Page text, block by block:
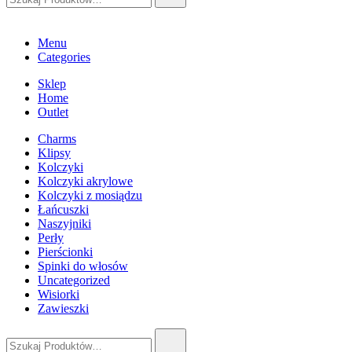
Menu
Categories
Sklep
Home
Outlet
Charms
Klipsy
Kolczyki
Kolczyki akrylowe
Kolczyki z mosiądzu
Łańcuszki
Naszyjniki
Perły
Pierścionki
Spinki do włosów
Uncategorized
Wisiorki
Zawieszki